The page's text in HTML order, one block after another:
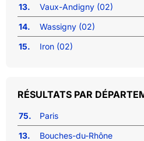
13.
Vaux-Andigny (02)
14.
Wassigny (02)
15.
Iron (02)
RÉSULTATS PAR
75.
Paris
13.
Bouches-du-Rhône